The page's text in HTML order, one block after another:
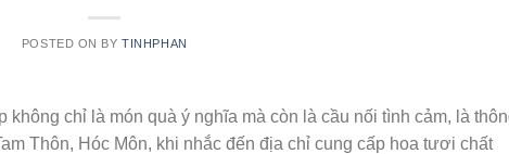
POSTED ON BYTINHPHAN
không chỉ là món quà ý nghĩa mà còn là cầu nối tình cảm, là
Thôn, Hóc Môn, khi nhắc đến địa chỉ cung cấp hoa tươi chất